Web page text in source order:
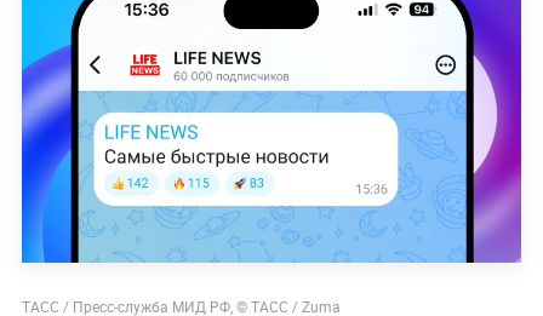
ТАСС / Пресс-служба МИД РФ, © ТАСС / Zuma